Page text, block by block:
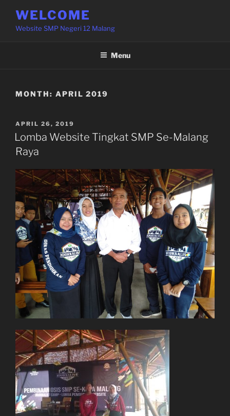
content
WELCOME
Website SMP Negeri 12 Malang
Menu
MONTH: APRIL 2019
POSTED
ON
APRIL 26, 2019
Lomba Website Tingkat SMP Se-Malang
Raya